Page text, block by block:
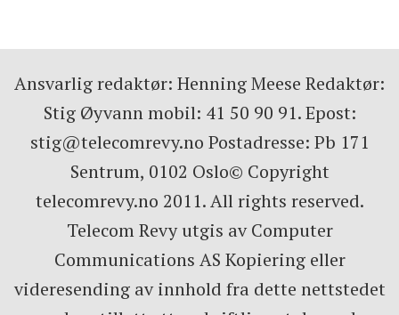
Ansvarlig redaktør: Henning Meese Redaktør:
Stig Øyvann mobil: 41 50 90 91. Epost:
stig@telecomrevy.no Postadresse: Pb 171
Sentrum, 0102 Oslo© Copyright
telecomrevy.no 2011. All rights reserved.
Telecom Revy utgis av Computer
Communications AS Kopiering eller
videresending av innhold fra dette nettstedet